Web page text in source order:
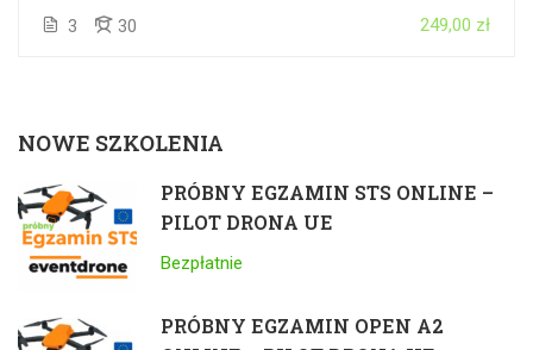
3 30 249,00 zł
NOWE SZKOLENIA
PRÓBNY EGZAMIN STS ONLINE –
PILOT DRONA UE
Bezpłatnie
PRÓBNY EGZAMIN OPEN A2